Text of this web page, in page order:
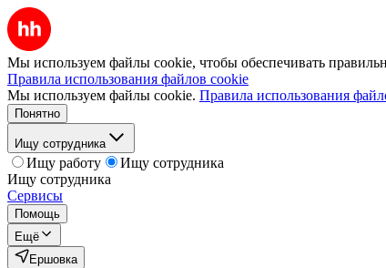
Мы используем файлы cookie, чтобы обеспечивать
Правила использования файлов cookie
Мы используем файлы cookie. Правила использования
Понятно
Ищу сотрудника
Ищу работу
Ищу сотрудника
Ищу сотрудника
Сервисы
Помощь
Ещё
Ершовка